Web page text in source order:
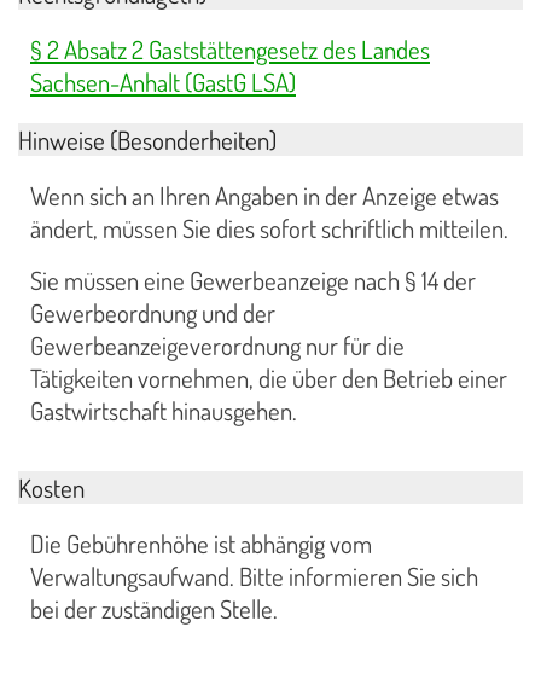
§ 2 Absatz 2 Gaststättengesetz des Landes
Sachsen-Anhalt (GastG LSA)
Hinweise (Besonderheiten)
Wenn sich an Ihren Angaben in der Anzeige etwas
ändert, müssen Sie dies sofort schriftlich mitteilen.
Sie müssen eine Gewerbeanzeige nach § 14 der
Gewerbeordnung und der
Gewerbeanzeigeverordnung nur für die
Tätigkeiten vornehmen, die über den Betrieb einer
Gastwirtschaft hinausgehen.
Kosten
Die Gebührenhöhe ist abhängig vom
Verwaltungsaufwand. Bitte informieren Sie sich
bei der zuständigen Stelle.